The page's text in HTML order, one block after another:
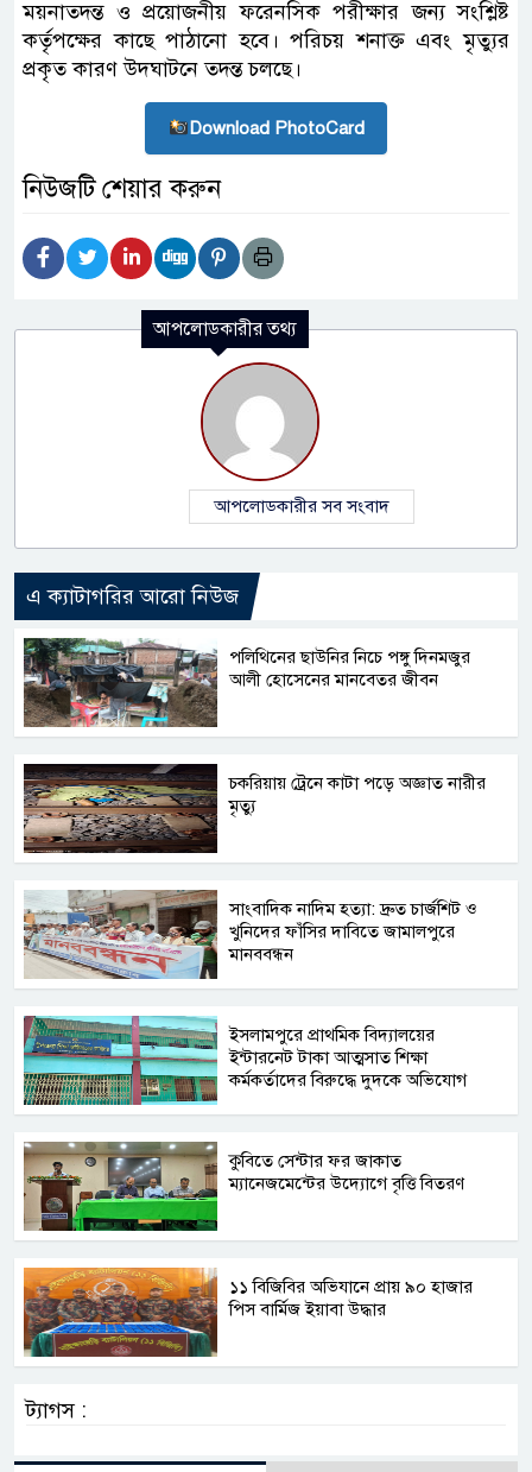
ময়নাতদন্ত ও প্রয়োজনীয় ফরেনসিক পরীক্ষার জন্য সংশ্লিষ্ট
কর্তৃপক্ষের কাছে পাঠানো হবে। পরিচয় শনাক্ত এবং মৃত্যুর
প্রকৃত কারণ উদঘাটনে তদন্ত চলছে।
Download PhotoCard
নিউজটি শেয়ার করুন
আপলোডকারীর তথ্য
আপলোডকারীর সব সংবাদ
এ ক্যাটাগরির আরো নিউজ
পলিথিনের ছাউনির নিচে পঙ্গু দিনমজুর
আলী হোসেনের মানবেতর জীবন
চকরিয়ায় ট্রেনে কাটা পড়ে অজ্ঞাত নারীর
মৃত্যু
সাংবাদিক নাদিম হত্যা: দ্রুত চার্জশিট ও
খুনিদের ফাঁসির দাবিতে জামালপুরে
মানববন্ধন
​ইসলামপুরে প্রাথমিক বিদ্যালয়ের
ইন্টারনেট টাকা আত্মসাত শিক্ষা
কর্মকর্তাদের বিরুদ্ধে দুদকে অভিযোগ
কুবিতে সেন্টার ফর জাকাত
ম্যানেজমেন্টের উদ্যোগে বৃত্তি বিতরণ
১১ বিজিবির অভিযানে প্রায় ৯০ হাজার
পিস বার্মিজ ইয়াবা উদ্ধার
ট্যাগস :